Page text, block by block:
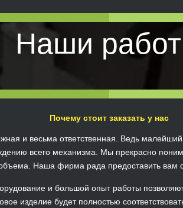
Наши
Почему стоит заказать у нас
и весьма ответственная. Ведь
всего механизма. Мы прекрасно
объема. Наша фирма рада предоставить
и большой опыт работы
изделие будет полностью